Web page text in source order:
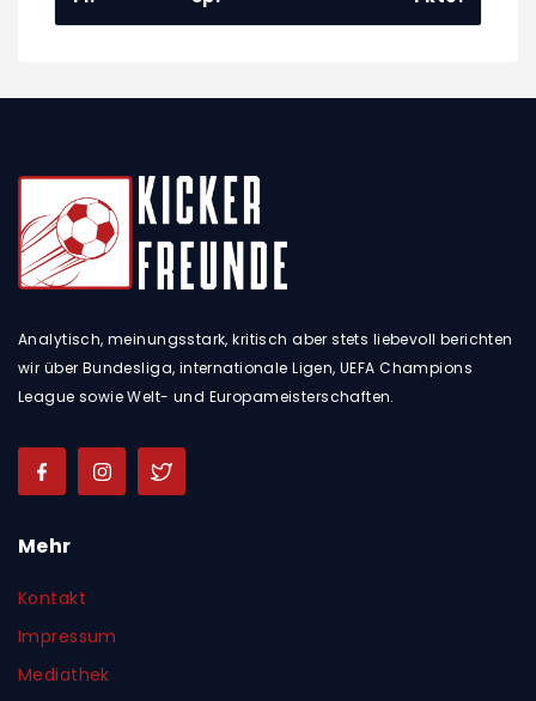
Analytisch, meinungsstark, kritisch aber stets liebevoll berichten
wir über Bundesliga, internationale Ligen, UEFA Champions
League sowie Welt- und Europameisterschaften.
Mehr
Kontakt
Impressum
Mediathek